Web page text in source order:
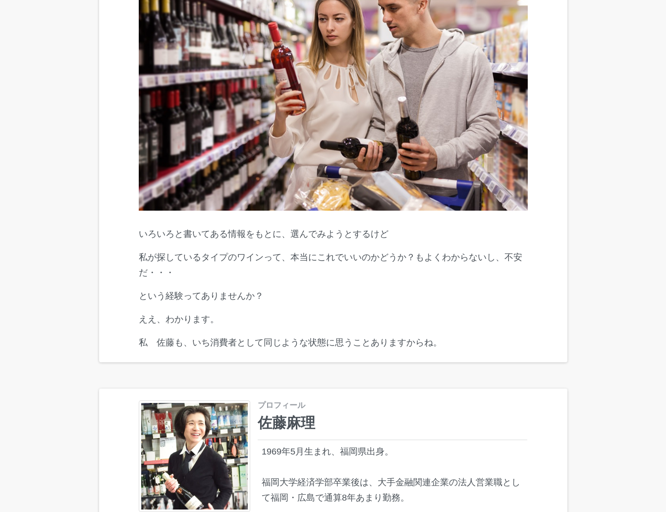
いろいろと書いてある情報をもとに、選んでみようとするけど
私が探しているタイプのワインって、本当にこれでいいのかどうか？もよくわからないし、不安
だ・・・
という経験ってありませんか？
ええ、わかります。
私 佐藤も、いち消費者として同じような状態に思うことありますからね。
プロフィール
佐藤麻理
1969年5月生まれ、福岡県出身。
福岡大学経済学部卒業後は、大手金融関連企業の法人営業職とし
て福岡・広島で通算8年あまり勤務。